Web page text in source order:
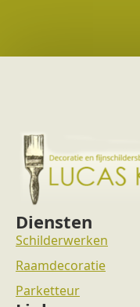
Diensten
Schilderwerken
Raamdecoratie
Parketteur